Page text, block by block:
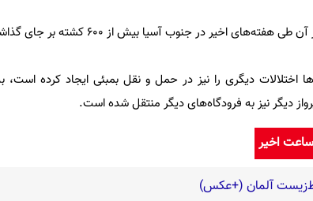
اخیر در جنوب آسیا بیش از ۶۰۰ کشته بر جای گذاشته است.
دیگر نیز به فرودگاه‌های دیگر منتقل شده است.
اخیر
آلمان (+عکس)